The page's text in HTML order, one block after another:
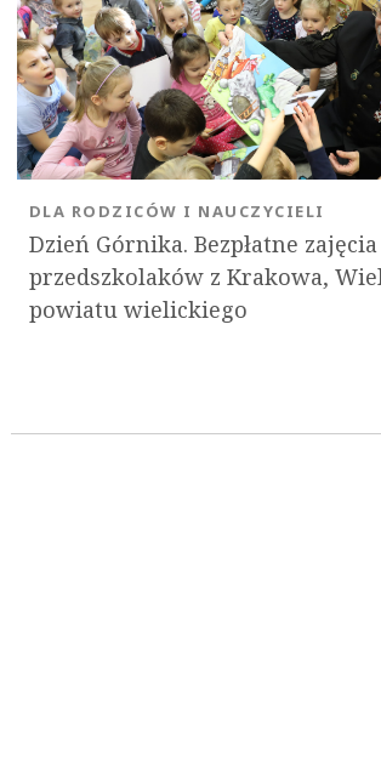
Dzień Górnika. Bezpłatne
przedszkolaków z Krakowa,
powiatu wielickiego
DLA RODZICÓW I NAUCZYCIELI